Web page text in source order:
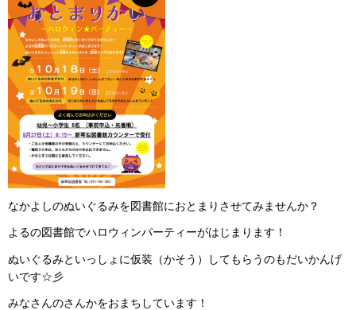
なかよしのぬいぐるみを図書館におとまりさせてみませんか？
よるの図書館でハロウィンパーティーがはじまります！
ぬいぐるみといっしょに仮装（かそう）してもらうのもだいかんげ
いです☆彡
みなさんのさんかをおまちしています！